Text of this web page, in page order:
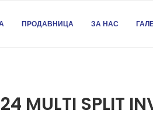
ПРОДАВНИЦА ЗА НАС
MULTI SPLIT